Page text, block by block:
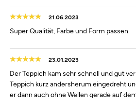
21.06.2023
Super Qualität, Farbe und Form passen.
23.01.2023
Der Teppich kam sehr schnell und gut
Teppich kurz andersherum eingedreht
er dann auch ohne Wellen gerade auf